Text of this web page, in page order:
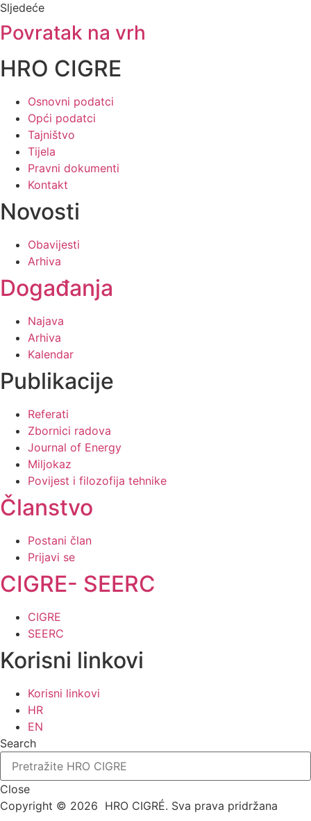
Sljedeće
Povratak na vrh
HRO CIGRE
Osnovni podatci
Opći podatci
Tajništvo
Tijela
Pravni dokumenti
Kontakt
Novosti
Obavijesti
Arhiva
Događanja
Najava
Arhiva
Kalendar
Publikacije
Referati
Zbornici radova
Journal of Energy
Miljokaz
Povijest i filozofija tehnike
Članstvo
Postani član
Prijavi se
CIGRE- SEERC
CIGRE
SEERC
Korisni linkovi
Korisni linkovi
HR
EN
Search
Close
Copyright © 2026 HRO CIGRÉ. Sva prava pridržana